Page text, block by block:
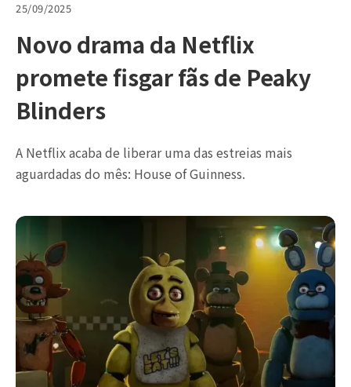
25/09/2025
Novo drama da Netflix
promete fisgar fãs de Peaky
Blinders
A Netflix acaba de liberar uma das estreias mais
aguardadas do mês: House of Guinness.